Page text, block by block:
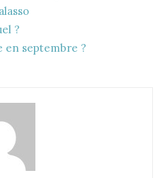
?
en septembre ?